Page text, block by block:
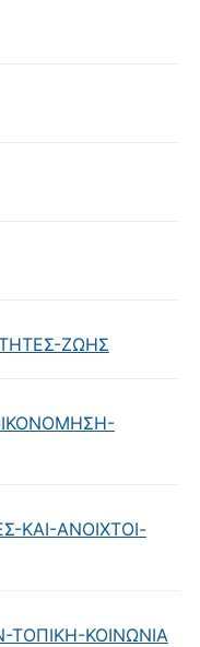
ΖΩΗΣ
ΚΑΙ-ΑΝΟΙΧΤΟΙ-
ΚΟΙΝΩΝΙΑ